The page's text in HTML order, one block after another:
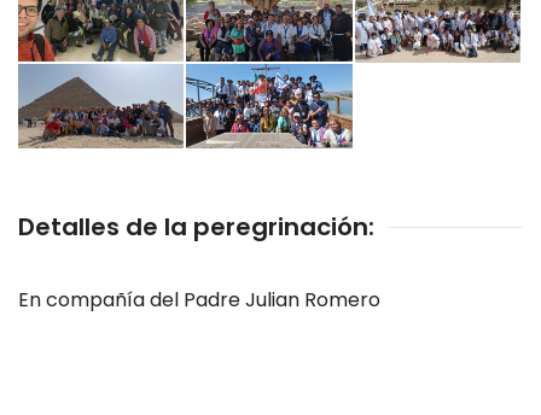
Detalles de la peregrinación:
En compañía del Padre Julian Romero